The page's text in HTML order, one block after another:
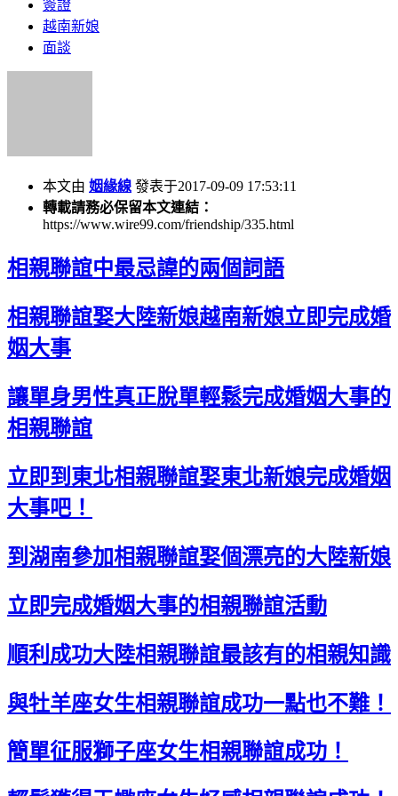
簽證
越南新娘
面談
本文由 姻緣線 發表于2017-09-09 17:53:11
轉載請務必保留本文連結：
https://www.wire99.com/friendship/335.html
相親聯誼中最忌諱的兩個詞語
相親聯誼娶大陸新娘越南新娘立即完成婚
姻大事
讓單身男性真正脫單輕鬆完成婚姻大事的
相親聯誼
立即到東北相親聯誼娶東北新娘完成婚姻
大事吧！
到湖南參加相親聯誼娶個漂亮的大陸新娘
立即完成婚姻大事的相親聯誼活動
順利成功大陸相親聯誼最該有的相親知識
與牡羊座女生相親聯誼成功一點也不難！
簡單征服獅子座女生相親聯誼成功！